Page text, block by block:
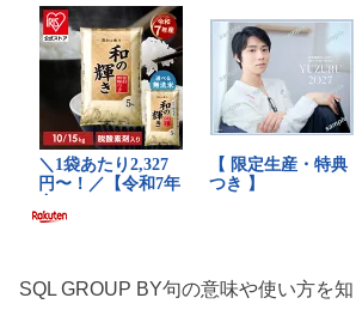
SQL GROUP BY句の意味や使い方を